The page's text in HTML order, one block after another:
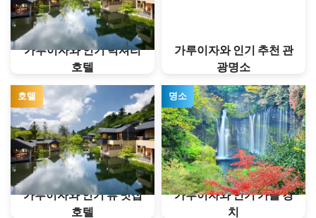
가루이자와 인기 럭셔리
호텔
가루이자와 인기 추천 관
광명소
호텔
가루이자와 인기 뷰 맛집
호텔
명소
가루이자와 인기 가을 경
치